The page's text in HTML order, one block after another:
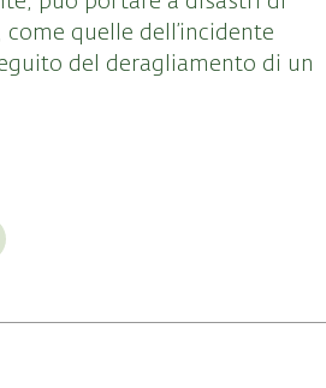
quelle dell’incidente
del deragliamento di un